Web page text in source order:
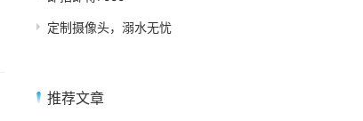
定制摄像头，溺水无忧
推荐文章